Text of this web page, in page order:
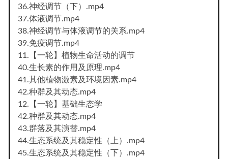
36.神经调节（下）.mp4
37.体液调节.mp4
38.神经调节与体液调节的关系.mp4
39.免疫调节.mp4
11.【一轮】植物生命活动的调节
40.生长素的作用及原理.mp4
41.其他植物激素及环境因素.mp4
42.种群及其动态.mp4
12.【一轮】基础生态学
42.种群及其动态.mp4
43.群落及其演替.mp4
44.生态系统及其稳定性（上）.mp4
45.生态系统及其稳定性（下）.mp4